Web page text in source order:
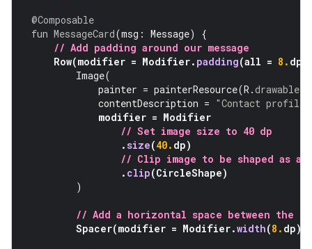
@Composable
fun MessageCard(msg : Message)
{
// Add padding around our message
Row(modifier = Modifier. padding(all = 8. dp
Image(
painter = painterResource(R .drawable
contentDescription = "Contact profile
modifier = Modifier
// Set image size to 40 dp
.size(40. dp)
// Clip image to be shaped as a
. clip(CircleShape)
)
// Add a horizontal space between the
Spacer(modifier = Modifier.width(8. dp))